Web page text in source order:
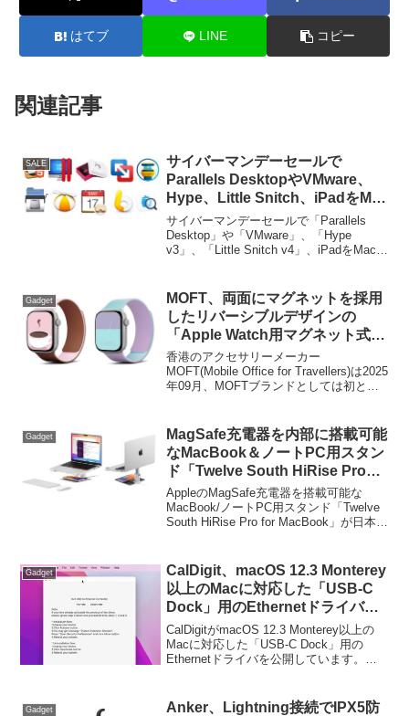
はてブ LINE コピー
関連記事
SALE
サイバーマンデーセールで
Parallels DesktopやVMware、
Hype、Little Snitch、iPadをMac
のセカンドディスプレイにできる
Luna Displayなどが特別価格で
販売中。
サイバーマンデーセールで「Parallels
Desktop」や「VMware」、「Hype
v3」、「Little Snitch v4」、iPadをMacの
Gadget
MOFT、両面にマグネットを採用
したリバーシブルデザインの
「Apple Watch用マグネット式シ
リコンバンド」に新色ミルキーピ
ンク×カカオブラウンとラベンダ
ー×アクアグリーンを追加。
香港のアクセサリーメーカー
MOFT(Mobile Office for Travellers)は2025
年09月、MOFTブランドとしては初とな
(Snap Duo Watch Bands)
(SKU:MD025)」を発売しましたが、この
Apple Wachバンドにミルキーピンク × カ
カオブラウンとラベンダー × アクアグリ
ーンカラーが追加されています。
Gadget
MagSafe充電器を内部に搭載可能
なMacBook＆ノートPC用スタン
ド「Twelve South HiRise Pro
for MacBook」が日本でも発売開
始。
AppleのMagSafe充電器を搭載可能な
MacBook/ノートPC用スタンド「Twelve
South HiRise Pro for MacBook」が日本で
Gadget
CalDigit、macOS 12.3 Monterey
以上のMacに対応した「USB-C
Dock」用のEthernetドライバを
公開。
CalDigitがmacOS 12.3 Monterey以上の
Macに対応した「USB-C Dock」用の
Ethernetドライバを公開しています。詳
Gadget
Anker、Lightning接続でIPX5防